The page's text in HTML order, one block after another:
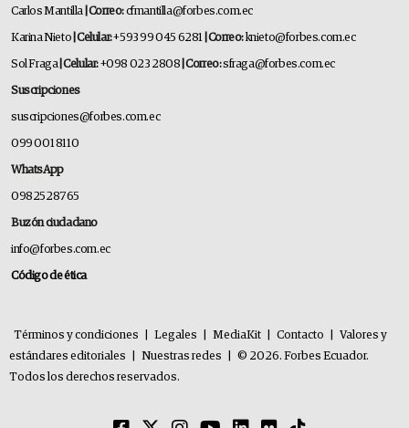
Carlos Mantilla | Correo:cfmantilla@forbes.com.ec
Karina Nieto | Celular:+593 99 045 6281 | Correo:knieto@forbes.com.ec
Sol Fraga| Celular:+098 023 2808 | Correo:sfraga@forbes.com.ec
Suscripciones
suscripciones@forbes.com.ec
099 001 8110
WhatsApp
0982528765
Buzón ciudadano
info@forbes.com.ec
Código de ética
Términos y condiciones Legales MediaKit Contacto
Valores y
estándares editoriales
Nuestras redes
© 2026. Forbes Ecuador.
Todos los derechos reservados.